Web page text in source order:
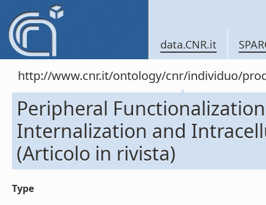
data.CNR.it
http://www.cnr.it/ontology/cnr/individuo/
Peripheral
Internalization and
(Articolo in rivista)
Type